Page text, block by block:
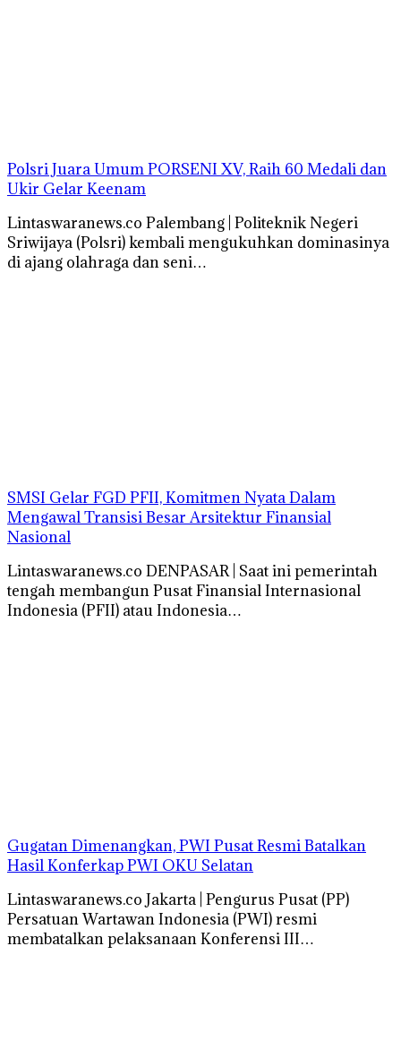
Polsri Juara Umum PORSENI XV, Raih 60 Medali dan
Ukir Gelar Keenam
Lintaswaranews.co Palembang | Politeknik Negeri
Sriwijaya (Polsri) kembali mengukuhkan dominasinya
di ajang olahraga dan seni…
SMSI Gelar FGD PFII, Komitmen Nyata Dalam
Mengawal Transisi Besar Arsitektur Finansial
Nasional
Lintaswaranews.co DENPASAR | Saat ini pemerintah
tengah membangun Pusat Finansial Internasional
Indonesia (PFII) atau Indonesia…
Gugatan Dimenangkan, PWI Pusat Resmi Batalkan
Hasil Konferkap PWI OKU Selatan
Lintaswaranews.co Jakarta | Pengurus Pusat (PP)
Persatuan Wartawan Indonesia (PWI) resmi
membatalkan pelaksanaan Konferensi III…